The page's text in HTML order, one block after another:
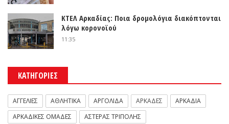
ΚΤΕΛ Αρκαδίας: Ποια δρομολόγια διακόπτονται
λόγω κορονοϊού
11:35
ΚΑΤΗΓΟΡΙΕΣ
ΑΓΓΕΛΙΕΣ ΑΘΛΗΤΙΚΑ ΑΡΓΟΛΙΔΑ ΑΡΚΑΔΕΣ
ΑΡΚΑΔΙΑ
ΑΡΚΑΔΙΚΕΣ ΟΜΑΔΕΣ
ΑΣΤΕΡΑΣ ΤΡΙΠΟΛΗΣ